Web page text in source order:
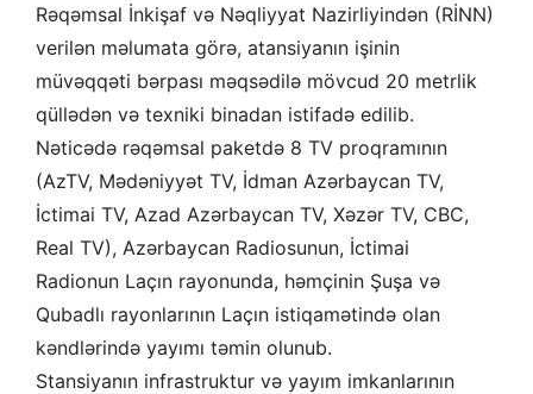
Rəqəmsal İnkişaf və Nəqliyyat Nazirliyindən (RİNN)
verilən məlumata görə, atansiyanın işinin
müvəqqəti bərpası məqsədilə mövcud 20 metrlik
qüllədən və texniki binadan istifadə edilib.
Nəticədə rəqəmsal paketdə 8 TV proqramının
(AzTV, Mədəniyyət TV, İdman Azərbaycan TV,
İctimai TV, Azad Azərbaycan TV, Xəzər TV, CBC,
Real TV), Azərbaycan Radiosunun, İctimai
Radionun Laçın rayonunda, həmçinin Şuşa və
Qubadlı rayonlarının Laçın istiqamətində olan
kəndlərində yayımı təmin olunub.
Stansiyanın infrastruktur və yayım imkanlarının